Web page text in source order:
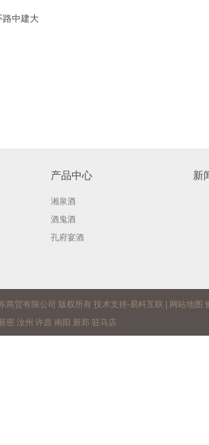
路中建大
产品中心
湘泉酒
酒鬼酒
孔府宴酒
新
商贸有限公司 版权所有 技术支持-易科互联 网站地图
密 汝州 许昌 南阳 新郑 驻马店